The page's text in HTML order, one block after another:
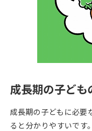
専門学校の資料請求
留学・進学関連、塾・予備校
配慮案内」の請求
幼稚園教員資格認定試験
高等学校（情報）教員資格
試験
成長期の子ども
成長期の子どもに必要
ると分かりやすいです